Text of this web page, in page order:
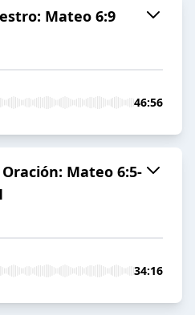
Mateo 6:9
46:56
Oración: Mateo 6:5-
34:16